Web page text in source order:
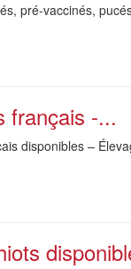
pré-vaccinés,
français -...
disponibles –